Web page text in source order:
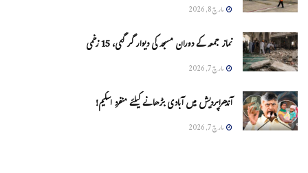
مارچ 8, 2026
نماز جمعہ کے دوران مسجد کی دیوار گر گئی، 15 زخمی
مارچ 7, 2026
آندھراپردیش میں آبادی بڑھانے کیلئے منفرد اسکیم!
مارچ 7, 2026